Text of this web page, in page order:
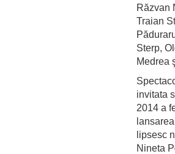
Răzvan
Traian
Sterp,
Medrea
invitata
2014 a
lipsesc
Nineta